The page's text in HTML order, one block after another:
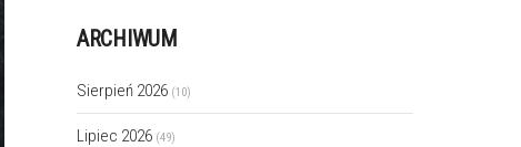
ARCHIWUM
Sierpień 2026 (10)
Lipiec 2026 (49)